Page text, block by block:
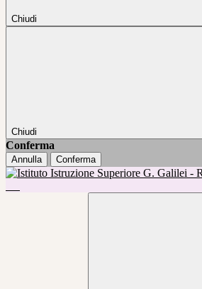
Chiudi
Chiudi
Conferma
Annulla Conferma